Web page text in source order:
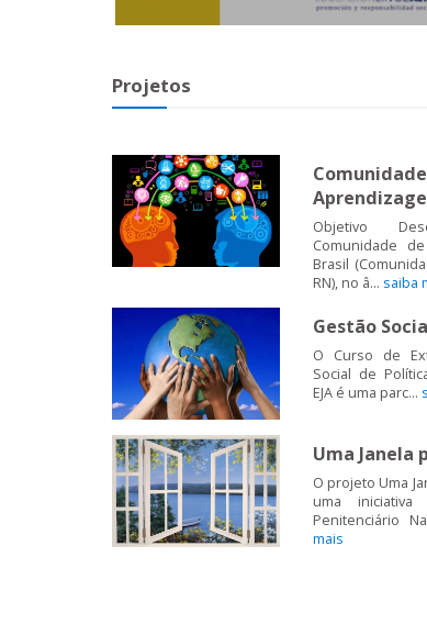
Projetos
Objetivo
Comunidade
Brasil
RN), no â... saiba
Gestão
O Curso de
Social de
EJA é uma parc...
Uma Janela
O projeto Uma
uma iniciativa
Penitenciário
mais